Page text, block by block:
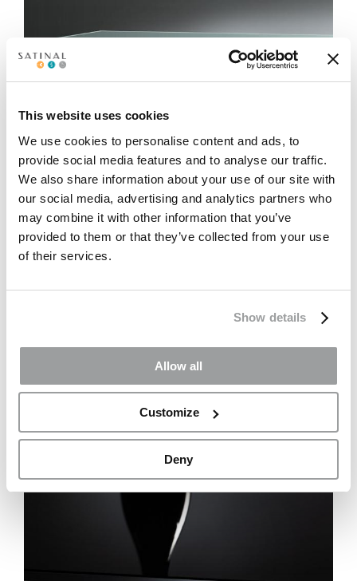
This website uses cookies
We use cookies to personalise content and ads, to
provide social media features and to analyse our traffic.
We also share information about your use of our site with
our social media, advertising and analytics partners who
may combine it with other information that you’ve
provided to them or that they’ve collected from your use
of their services.
Show details
Allow all
Customize
Deny